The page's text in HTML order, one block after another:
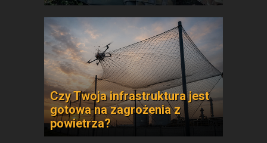
Czy Twoja infrastruktura jest
gotowa na zagrożenia z
powietrza?